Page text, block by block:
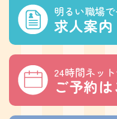
明るい職場
求人案内
24時間ネッ
ご予約は